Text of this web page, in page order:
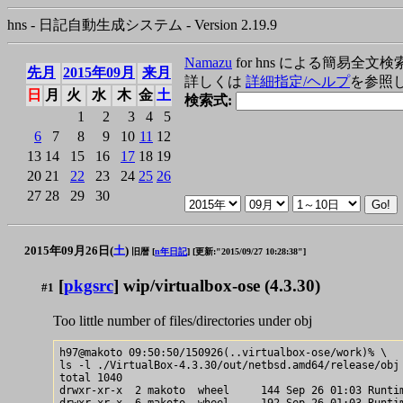
hns - 日記自動生成システム - Version 2.19.9
先月 2015年09月
来月
日
月 火 水 木 金 土
1
2 3 4
5
6
7 8 9 10 11 12
13 14 15 16 17 18 19
20 21 22 23 24 25 26
27 28 29 30
Namazu for hns による簡易全文検
詳しくは 詳細指定/ヘルプを参照
検索式:
2015年09月26日(土) 旧暦 [n年日記] [更新:"2015/09/27 10:28:38"]
#1 [pkgsrc] wip/virtualbox-ose (4.3.30)
Too little number of files/directories under obj
h97@makoto 09:50:50/150926(..virtualbox-ose/work)% \
ls -l ./VirtualBox-4.3.30/out/netbsd.amd64/release/obj
total 1040
drwxr-xr-x  2 makoto  wheel     144 Sep 26 01:03